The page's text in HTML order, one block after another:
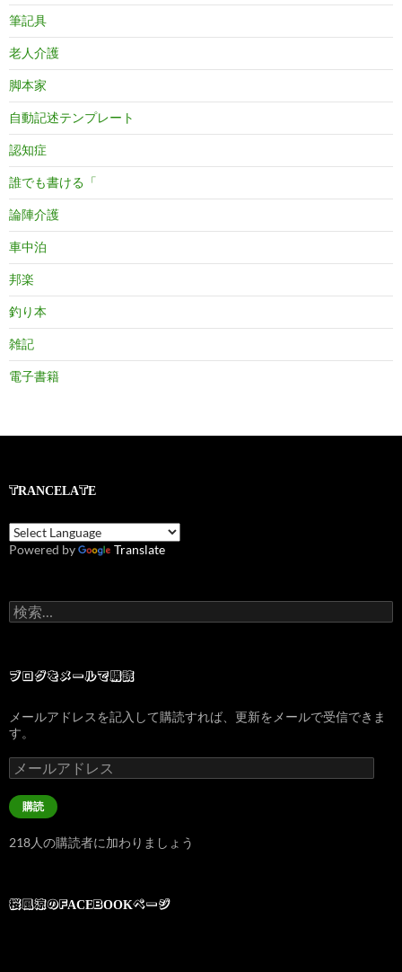
筆記具
老人介護
脚本家
自動記述テンプレート
認知症
誰でも書ける「
論陣介護
車中泊
邦楽
釣り本
雑記
電子書籍
TRANCELATE
Powered by Translate
検
索:
ブログをメールで購読
メールアドレスを記入して購読すれば、更新をメールで受信できま
す。
メ
ー
ル
ア
レ
購読
218人の購読者に加わりましょう
桜風涼のFACEBOOKページ